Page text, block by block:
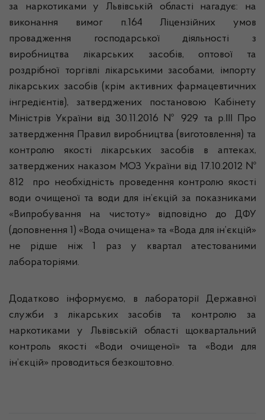
за наркотиками у Львівській області нагадує: на
виконання вимог п.164 Ліцензійних умов
провадження господарської діяльності з
виробництва лікарських засобів, оптової та
роздрібної торгівлі лікарськими засобами, імпорту
лікарських засобів (крім активних фармацевтичних
інгредієнтів), затверджених постановою Кабінету
Міністрів України від 30.11.2016 № 929 та р.ІІІ Про
затвердження Правил виробництва (виготовлення) та
контролю якості лікарських засобів в аптеках,
затверджених наказом МОЗ України від 17.10.2012 №
812 про необхідність проведення контролю якості
води очищеної та води для ін’єкцій за показниками
«Випробування на чистоту» відповідно до ДФУ
(доповнення 1) «Вода очищена» та «Вода для ін’єкцій»
не рідше ніж 1 раз у квартал атестованими
лабораторіями.
Додатково інформуємо, в лабораторії Державної
служби з лікарських засобів та контролю за
наркотиками у Львівській області щоквартальний
контроль якості «Води очищеної» та «Води для
ін’єкцій» проводиться безкоштовно.